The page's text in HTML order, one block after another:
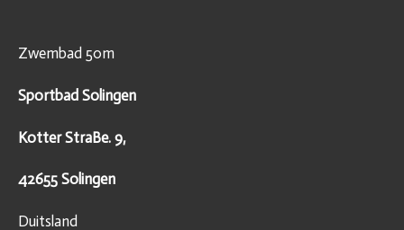
Zwembad 50m
Sportbad Solingen
Kotter StraBe. 9,
42655 Solingen
Duitsland